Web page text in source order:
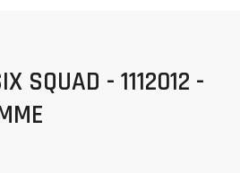
SQUAD - 1112012 -